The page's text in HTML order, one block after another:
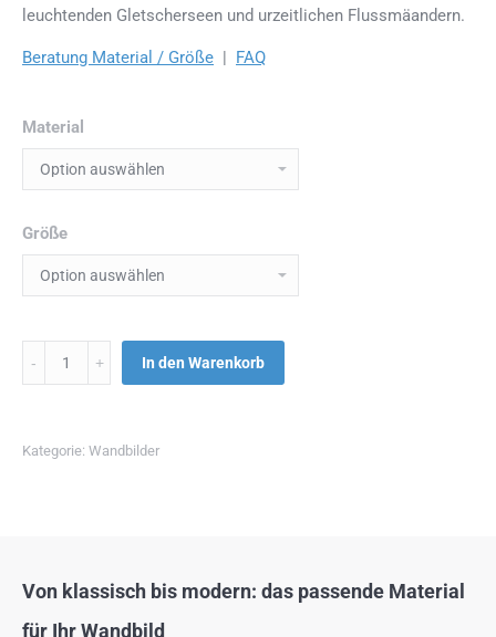
leuchtenden Gletscherseen und urzeitlichen Flussmäandern.
Beratung Material / Größe | FAQ
Material
Größe
Menge In den Warenkorb
Kategorie: Wandbilder
Von klassisch bis modern: das passende Material
für Ihr Wandbild